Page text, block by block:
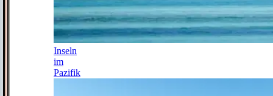
Inseln
im
Pazifik